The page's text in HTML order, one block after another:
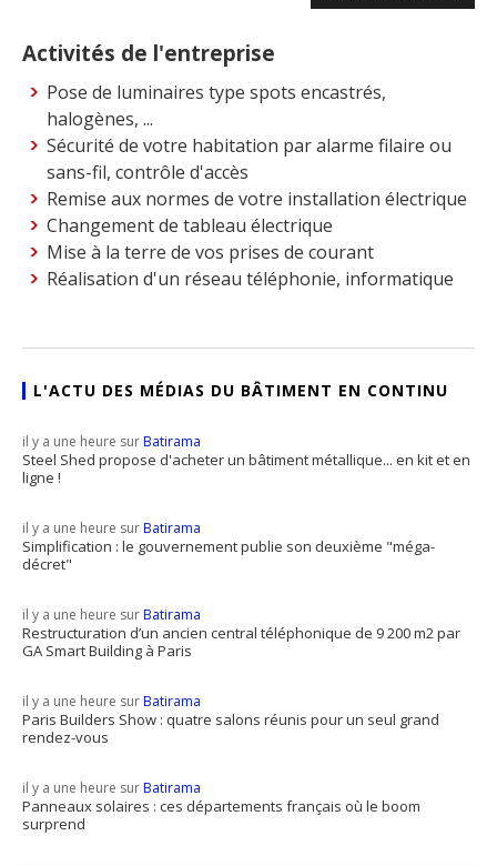
Activités de l'entreprise
Pose de luminaires type spots encastrés,
halogènes, ...
Sécurité de votre habitation par alarme filaire ou
sans-fil, contrôle d'accès
Remise aux normes de votre installation électrique
Changement de tableau électrique
Mise à la terre de vos prises de courant
Réalisation d'un réseau téléphonie, informatique
L'ACTU DES MÉDIAS DU BÂTIMENT EN CONTINU
il y a une heure surBatirama
Steel Shed propose d'acheter un bâtiment métallique... en kit et en
ligne !
il y a une heure surBatirama
Simplification : le gouvernement publie son deuxième "méga-
décret"
il y a une heure surBatirama
Restructuration d’un ancien central téléphonique de 9 200 m2 par
GA Smart Building à Paris
il y a une heure surBatirama
Paris Builders Show : quatre salons réunis pour un seul grand
rendez-vous
il y a une heure surBatirama
Panneaux solaires : ces départements français où le boom
surprend